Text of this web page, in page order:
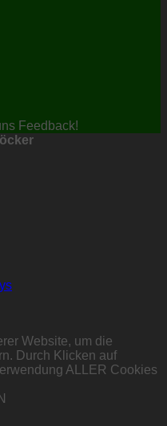
Feedback!
Website, um die
Durch Klicken auf
ALLER Cookies